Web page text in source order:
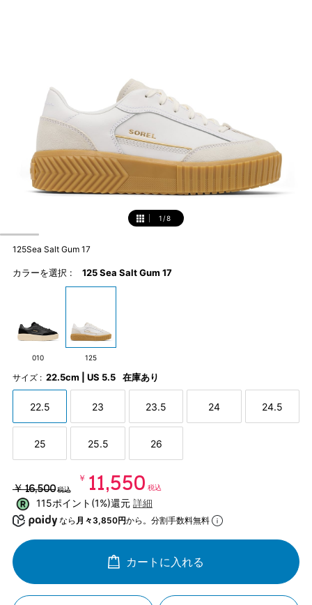
1 /8
125Sea Salt Gum 17
カラーを選択 : 125 Sea Salt Gum 17
010 125
サイズ : 22.5cm | US 5.5 在庫あり
22.5 23 23.5 24 24.5
25 25.5 26
￥16,500 税込 ￥11,550 税込
115ポイント(1%)還元 詳細
なら 月々3,850円から。分割手数料無料
カートに入れる